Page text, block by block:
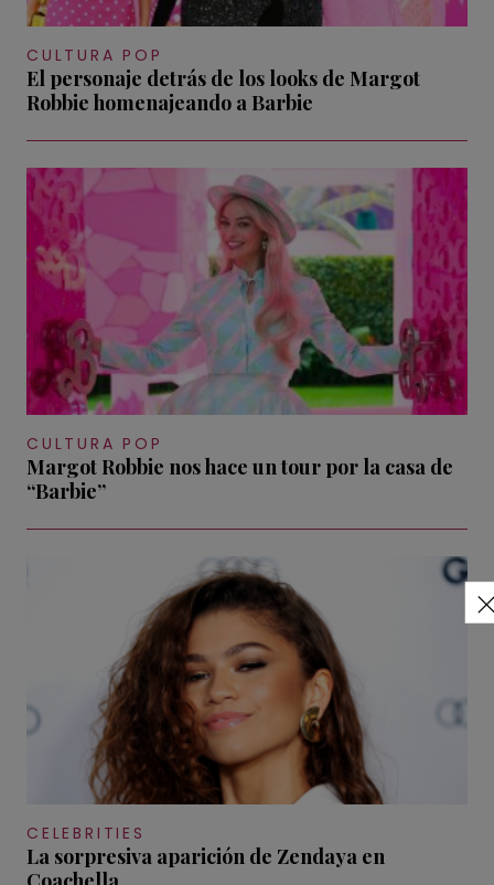
CULTURA POP
El personaje detrás de los looks de Margot
Robbie homenajeando a Barbie
CULTURA POP
Margot Robbie nos hace un tour por la casa de
“Barbie”
CELEBRITIES
La sorpresiva aparición de Zendaya en